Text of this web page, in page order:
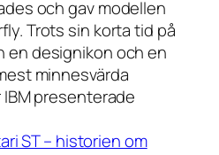
och gav modellen
Trots sin korta tid på
en designikon och en
minnesvärda
IBM presenterade
ST – historien om